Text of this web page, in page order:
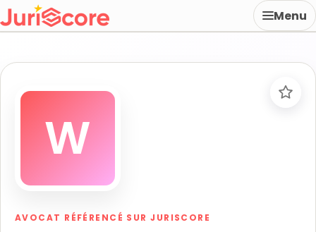
Menu
W
AVOCAT RÉFÉRENCÉ SUR JURISCORE